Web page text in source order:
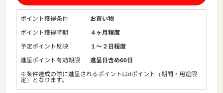
ポイント獲得条件
お買い物
ポイント獲得時期
４ヶ月程度
予定ポイント反映
１〜２日程度
進呈ポイント有効期限
進呈日含め60日
※条件達成の際に進呈されるポイントはdポイント（期間・用途限
定）となります。